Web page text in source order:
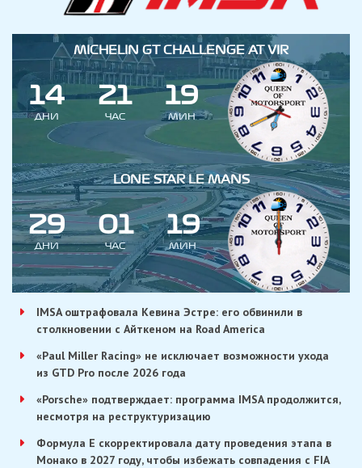
MICHELIN GT CHALLENGE AT VIR
14
ДНИ
21
ЧАС
19
МИН
LONE STAR LE MANS
29
ДНИ
01
ЧАС
19
МИН
IMSA оштрафовала Кевина Эстре: его обвинили в
столкновении с Айткеном на Road America
«Paul Miller Racing» не исключает возможности ухода
из GTD Pro после 2026 года
«Porsche» подтверждает: программа IMSA продолжится,
несмотря на реструктуризацию
Формула E скорректировала дату проведения этапа в
Монако в 2027 году, чтобы избежать совпадения с FIA